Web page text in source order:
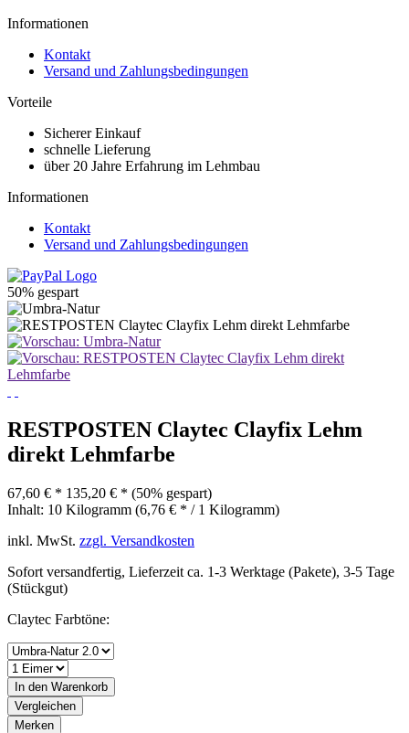
Informationen
Kontakt
Versand und Zahlungsbedingungen
Vorteile
Sicherer Einkauf
schnelle Lieferung
über 20 Jahre Erfahrung im Lehmbau
Informationen
Kontakt
Versand und Zahlungsbedingungen
50% gespart
RESTPOSTEN Claytec Clayfix Lehm
direkt Lehmfarbe
67,60 € * 135,20 € * (50% gespart)
Inhalt: 10 Kilogramm (6,76 € * / 1 Kilogramm)
inkl. MwSt. zzgl. Versandkosten
Sofort versandfertig, Lieferzeit ca. 1-3 Werktage (Pakete), 3-5 Tage
(Stückgut)
Claytec Farbtöne:
In den Warenkorb
Vergleichen
Merken